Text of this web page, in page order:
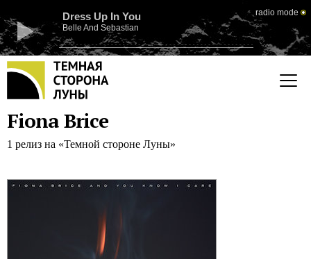
Dress Up In You
Belle And Sebastian
radio mode
Fiona Brice
1 релиз на «Темной стороне Луны»